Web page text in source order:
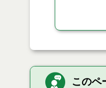
このペ